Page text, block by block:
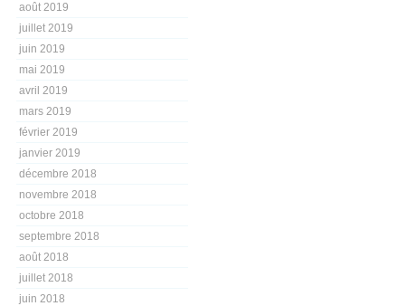
août 2019
juillet 2019
juin 2019
mai 2019
avril 2019
mars 2019
février 2019
janvier 2019
décembre 2018
novembre 2018
octobre 2018
septembre 2018
août 2018
juillet 2018
juin 2018